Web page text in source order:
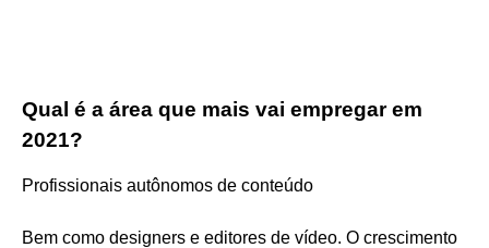
Qual é a área que mais vai empregar em
2021?
Profissionais autônomos de conteúdo
Bem como designers e editores de vídeo. O crescimento